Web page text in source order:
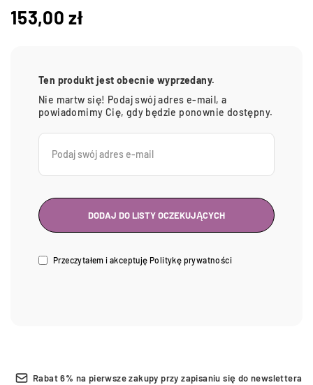
153,00zł
Ten produkt jest obecnie wyprzedany.
Nie martw się! Podaj swój adres e-mail, a
powiadomimy Cię, gdy będzie ponownie dostępny.
Przeczytałem i akceptuję Politykę prywatności
Rabat 6% na pierwsze zakupy przy zapisaniu się do newslettera